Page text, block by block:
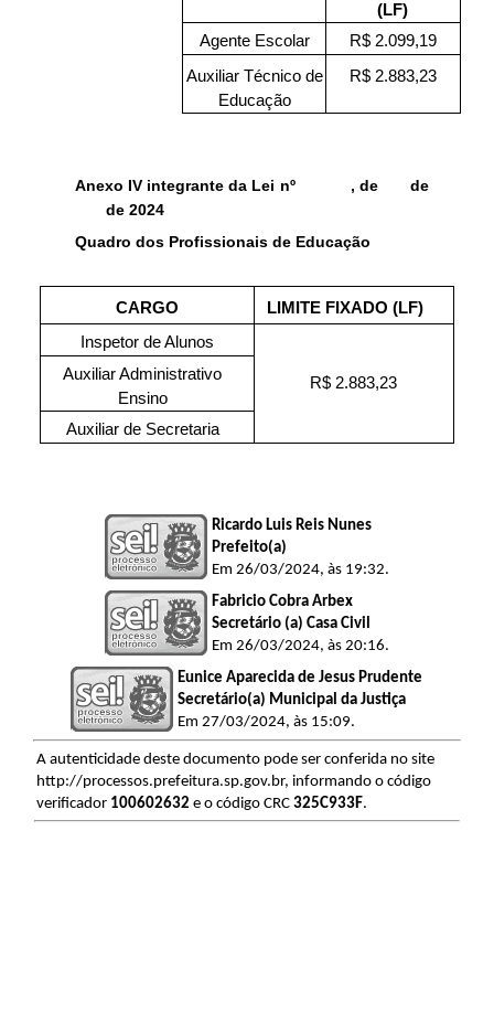
(LF)
Agente Escolar
R$ 2.099,19
Auxiliar Técnico de
Educação
R$ 2.883,23
Anexo IV integrante da Lei nº , de de
de 2024
Quadro dos Profissionais de Educação
CARGO
LIMITE FIXADO (LF)
Inspetor de Alunos
R$ 2.883,23
Auxiliar Administrativo
Ensino
Auxiliar de Secretaria
Ricardo Luis Reis Nunes
Prefeito(a)
Em 26/03/2024, às 19:32.
Fabricio Cobra Arbex
Secretário (a) Casa Civil
Em 26/03/2024, às 20:16.
Eunice Aparecida de Jesus Prudente
Secretário(a) Municipal da Justiça
Em 27/03/2024, às 15:09.
A autenticidade deste documento pode ser conferida no site
http://processos.prefeitura.sp.gov.br, informando o código
verificador 100602632 e o código CRC 325C933F.